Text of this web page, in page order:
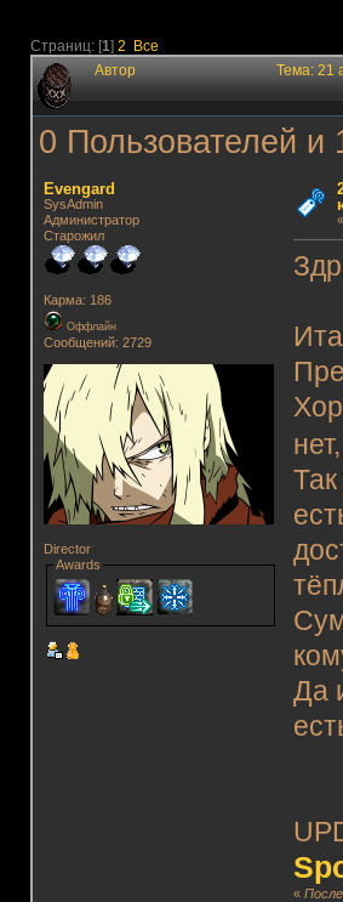
Страниц: [1] 2 Все
Автор Тема: 21
0 Пользователей и
Evengard
SysAdmin
Администратор
Старожил
Карма: 186
Оффлайн
Сообщений: 2729
Director
Awards
«
Да
«